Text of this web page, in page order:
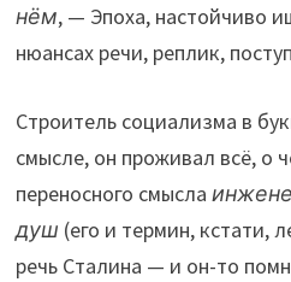
нём, — Эпоха, настойчиво
нюансах речи, реплик,
Строитель социализма в
смысле, он проживал всё, о
переносного смысла
душ (его и термин, кстати,
речь Сталина — и он-то